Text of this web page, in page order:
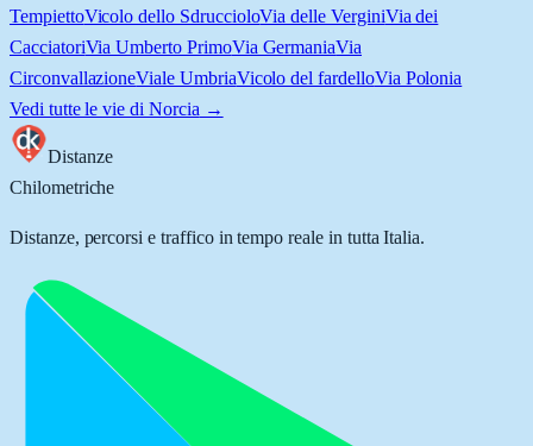
TempiettoVicolo dello SdruccioloVia delle VerginiVia dei
CacciatoriVia Umberto PrimoVia GermaniaVia
CirconvallazioneViale UmbriaVicolo del fardelloVia Polonia
Vedi tutte le vie di Norcia →
Distanze
Chilometriche
Distanze, percorsi e traffico in tempo reale in tutta Italia.